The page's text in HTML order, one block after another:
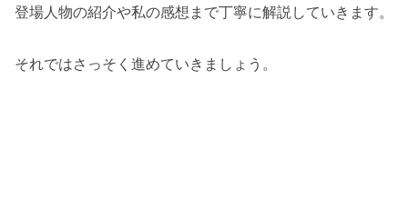
登場人物の紹介や私の感想まで丁寧に解説していきます。
それではさっそく進めていきましょう。